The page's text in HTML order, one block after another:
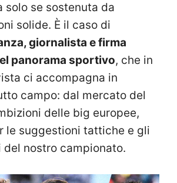
solo se sostenuta da
solide. È il caso di
giornalista e firma
panorama sportivo, che in
ci accompagna in
campo: dal mercato del
delle big europee,
le suggestioni tattiche e gli
nostro campionato.